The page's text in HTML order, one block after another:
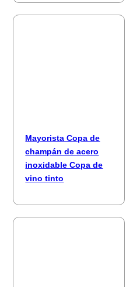
Mayorista Copa de
champán de acero
inoxidable Copa de
vino tinto